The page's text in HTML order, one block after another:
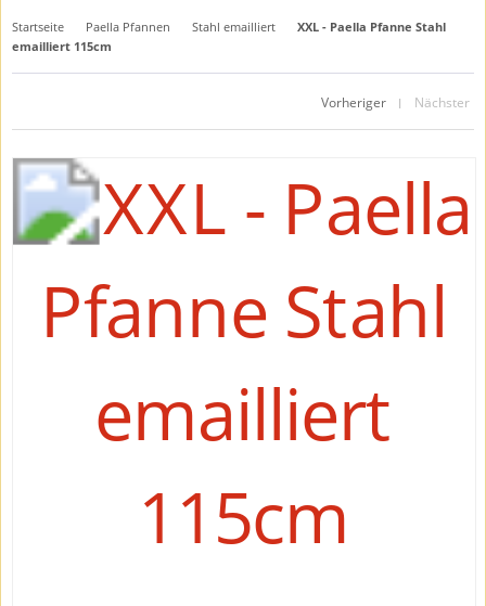
Startseite Paella Pfannen Stahl emailliert
XXL - Paella Pfanne Stahl
emailliert 115cm
Vorheriger | Nächster